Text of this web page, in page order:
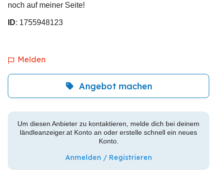
noch auf meiner Seite!
ID: 1755948123
Melden
Angebot machen
Um diesen Anbieter zu kontaktieren, melde dich bei deinem
ländleanzeiger.at Konto an oder erstelle schnell ein neues
Konto.
Anmelden / Registrieren